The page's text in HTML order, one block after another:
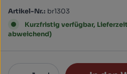
Artikel-Nr.: br1303
Kurzfristig verfügbar,
abweichend)